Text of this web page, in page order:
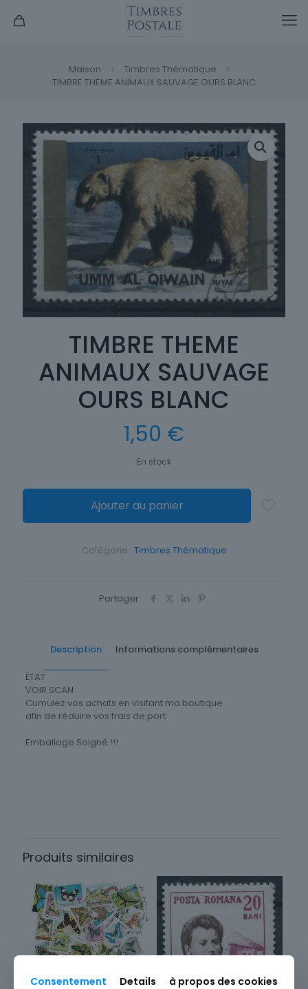
Maison
Timbres Thématique
TIMBRE THEME ANIMAUX SAUVAGE OURS BLANC
TIMBRE THEME
ANIMAUX SAUVAGE
OURS BLANC
1,50 €
En stock
Ajouter au panier
Catégorie : Timbres Thématique
Partager
Description Informations complémentaires
ÉTAT
VOIR SCAN
Cumulez vos achats en visitant ma boutique
afin de réduire vos frais de port.
Emballage Soigné !!!
Produits similaires
Consentement Details à propos des cookies